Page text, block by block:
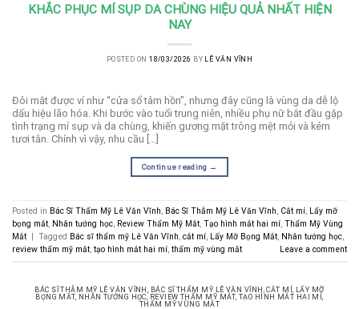
KHẮC PHỤC MÍ SỤP DA CHÙNG HIỆU QUẢ NHẤT HIỆN
NAY
POSTED ON18/03/2026 BY LÊ VĂN VĨNH
Đôi mắt được ví như “cửa sổ tâm hồn”, nhưng đây cũng là vùng da dễ lộ
dấu hiệu lão hóa. Khi bước vào tuổi trung niên, nhiều phụ nữ bắt đầu gặp
tình trạng mí sụp và da chùng, khiến gương mặt trông mệt mỏi và kém
tươi tắn. Chính vì vậy, nhu cầu […]
Continue reading →
Posted in Bác Sĩ Thẩm Mỹ Lê Văn Vĩnh, Bác Sĩ Thẫm Mỹ Lê Văn Vĩnh, Cắt mí, Lấy mỡ
bọng mắt, Nhân tướng học, Review Thẩm Mỹ Mắt, Tạo hình mắt hai mí, Thẩm Mỹ Vùng
Mắt | Tagged Bác sĩ thẩm mỹ Lê Văn Vĩnh, cắt mí, Lấy Mỡ Bọng Mắt, Nhân tướng học,
review thẩm mỹ mắt, tạo hình mắt hai mí, thẩm mỹ vùng mắt Leave a comment
BÁC SĨ THẪM MỸ LÊ VĂN VĨNH , BÁC SĨ THẨM MỸ LÊ VĂN VĨNH ,CẮT MÍ, LẤY MỠ
BỌNG MẮT, NHÂN TƯỚNG HỌC, REVIEW THẨM MỸ MẮT, TẠO HÌNH MẮT HAI MÍ,
THẨM MỸ VÙNG MẮT